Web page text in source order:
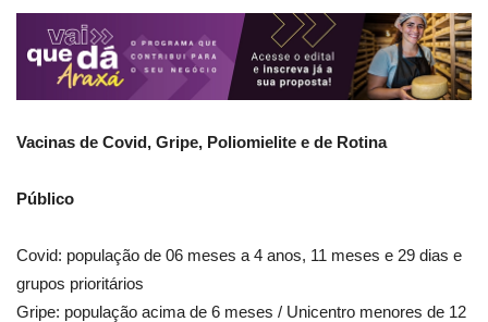
Vacinas de Covid, Gripe, Poliomielite e de Rotina
Público
Covid: população de 06 meses a 4 anos, 11 meses e 29 dias e
grupos prioritários
Gripe: população acima de 6 meses / Unicentro menores de 12